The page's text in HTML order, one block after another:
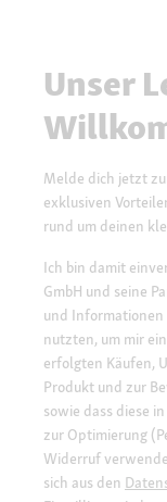
Unser
Melde dich jetzt
exklusiven
rund um deinen
Ich bin damit
GmbH und seine
und
nutzten, um mir
erfolgten Käufen,
Produkt und zur
sowie dass diese
zur Optimierung
Widerruf
sich aus den